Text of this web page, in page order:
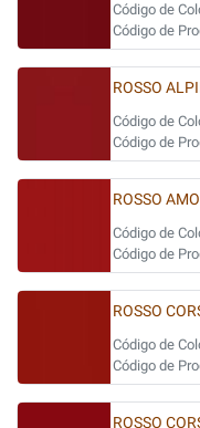
Código de
Código de
ROSSO
Código de
Código de
ROSSO
Código de
Código de
ROSSO
Código de
Código de
ROSSO